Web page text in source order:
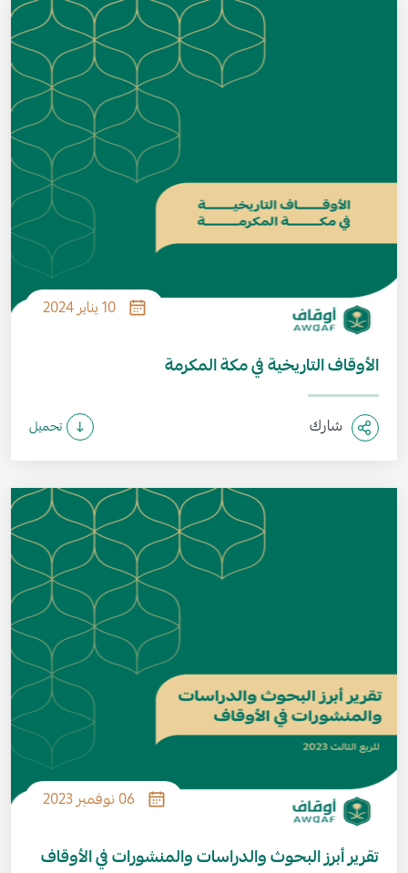
10 يناير 2024
الأوقاف التاريخية في مكة المكرمة
شارك تحميل
06 نوفمبر 2023
تقرير أبرز البحوث والدراسات والمنشورات في الأوقاف